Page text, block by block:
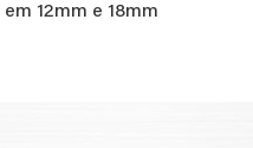
12mm e 18mm​